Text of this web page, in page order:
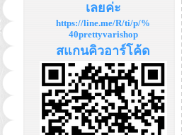
เลยค่ะ
https://line.me/R/ti/p/%
40prettyvarishop
สแกนคิวอาร์โค้ด